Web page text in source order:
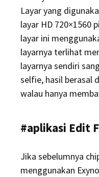
Layar yang
layar HD 720×1560
layar ini
layarnya terlihat
layarnya sendiri
selfie, hasil berasal
walau hanya
#aplikasi Edit
Jika sebelumnya
menggunakan